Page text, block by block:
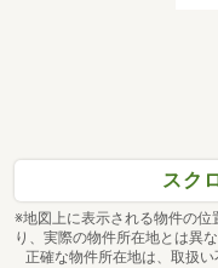
スク
※地図上に表示される物件の
り、実際の物件所在地とは異
正確な物件所在地は、取扱い